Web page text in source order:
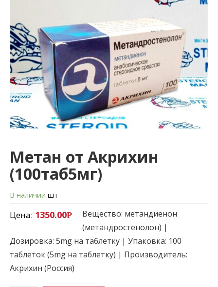
Метан от Акрихин
(100таб5мг)
В наличии шт
Цена: 1350.00Р
Вещество: метандиенон
(метандростенолон) |
Дозировка: 5mg на таблетку | Упаковка: 100
таблеток (5mg на таблетку) | Производитель:
Акрихин (Россия)